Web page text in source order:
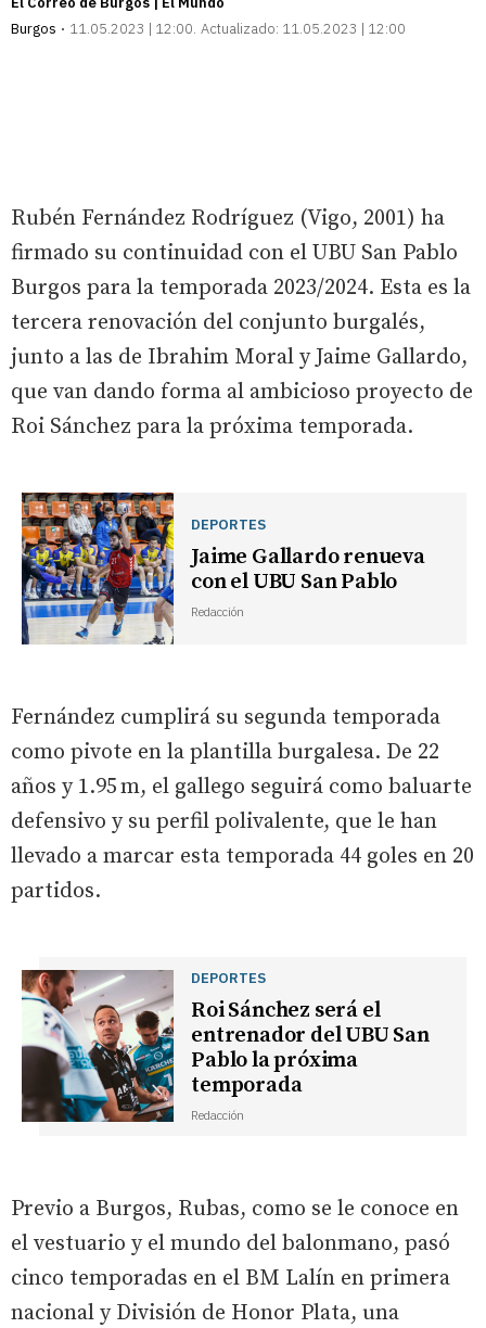
Burgos
11.05.2023 | 12:00 Actualizado: 11.05.2023 | 12:00
Rubén Fernández Rodríguez (Vigo, 2001) ha
firmado su continuidad con el UBU San Pablo
Burgos para la temporada 2023/2024. Esta es la
tercera renovación del conjunto burgalés,
junto a las de Ibrahim Moral y Jaime Gallardo,
que van dando forma al ambicioso proyecto de
Roi Sánchez para la próxima temporada.
DEPORTES
Jaime Gallardo renueva
con el UBU San Pablo
Redacción
Fernández cumplirá su segunda temporada
como pivote en la plantilla burgalesa. De 22
años y 1.95 m, el gallego seguirá como baluarte
defensivo y su perfil polivalente, que le han
llevado a marcar esta temporada 44 goles en 20
partidos.
DEPORTES
Roi Sánchez será el
entrenador del UBU San
Pablo la próxima
temporada
Redacción
Previo a Burgos, Rubas, como se le conoce en
el vestuario y el mundo del balonmano, pasó
cinco temporadas en el BM Lalín en primera
nacional y División de Honor Plata, una